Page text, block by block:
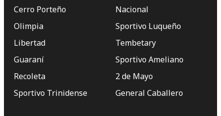
Cerro Porteño
Olimpia
Libertad
Guaraní
Recoleta
Sportivo Trinidense
Nacional
Sportivo Luqueño
Tembetary
Sportivo Ameliano
2 de Mayo
General Caballero